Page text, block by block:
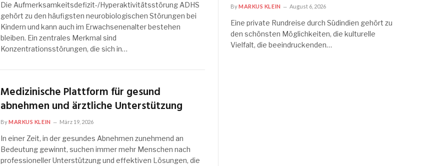
Die Aufmerksamkeitsdefizit-/Hyperaktivitätsstörung ADHS
gehört zu den häufigsten neurobiologischen Störungen bei
Kindern und kann auch im Erwachsenenalter bestehen
bleiben. Ein zentrales Merkmal sind
Konzentrationsstörungen, die sich in…
Medizinische Plattform für gesund
abnehmen und ärztliche Unterstützung
ByMARKUS KLEIN März 19, 2026
In einer Zeit, in der gesundes Abnehmen zunehmend an
Bedeutung gewinnt, suchen immer mehr Menschen nach
professioneller Unterstützung und effektiven Lösungen, die
ByMARKUS KLEIN August 6, 2026
Eine private Rundreise durch Südindien gehört zu
den schönsten Möglichkeiten, die kulturelle
Vielfalt, die beeindruckenden…